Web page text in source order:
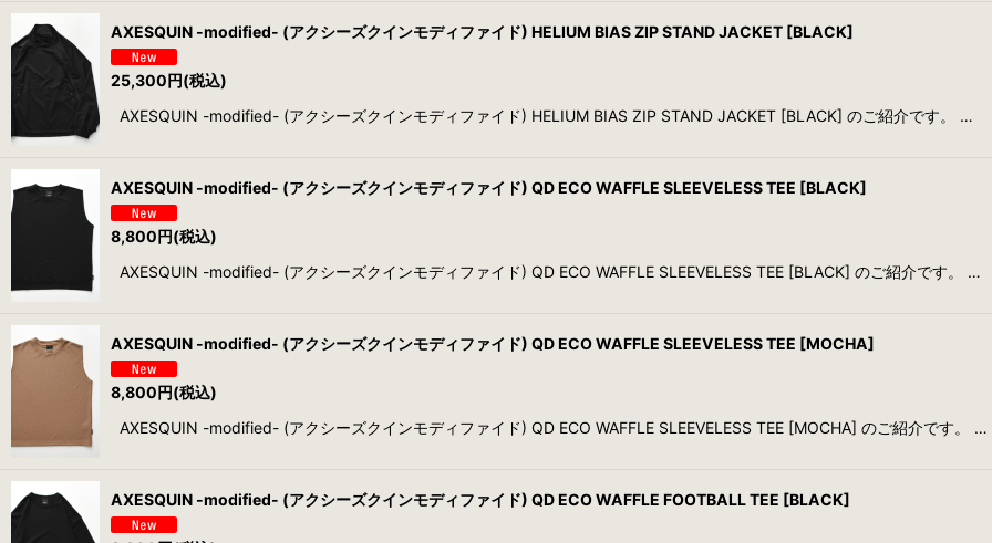
AXESQUIN -modified- (アクシーズクインモディファイド) HELIUM BIAS ZIP STAND JACKET [BLACK]
25,300円(税込)
AXESQUIN -modified- (アクシーズクインモディファイド) HELIUM BIAS ZIP STAND JACKET [BLACK] のご紹介です。 …
AXESQUIN -modified- (アクシーズクインモディファイド) QD ECO WAFFLE SLEEVELESS TEE [BLACK]
8,800円(税込)
AXESQUIN -modified- (アクシーズクインモディファイド) QD ECO WAFFLE SLEEVELESS TEE [BLACK] のご紹介です。 …
AXESQUIN -modified- (アクシーズクインモディファイド) QD ECO WAFFLE SLEEVELESS TEE [MOCHA]
8,800円(税込)
AXESQUIN -modified- (アクシーズクインモディファイド) QD ECO WAFFLE SLEEVELESS TEE [MOCHA] のご紹介です。 …
AXESQUIN -modified- (アクシーズクインモディファイド) QD ECO WAFFLE FOOTBALL TEE [BLACK]